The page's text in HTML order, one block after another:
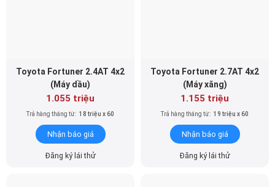
Toyota Fortuner 2.4AT 4x2
(Máy dầu)
1.055 triệu
Trả hàng tháng từ: 18 triệu x 60
Nhận báo giá
Đăng ký lái thử
Toyota Fortuner 2.7AT 4x2
(Máy xăng)
1.155 triệu
Trả hàng tháng từ: 19 triệu x 60
Nhận báo giá
Đăng ký lái thử